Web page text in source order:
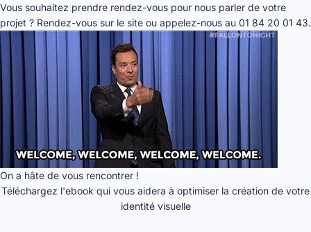
Vous souhaitez prendre rendez-vous pour nous parler de votre
projet ? Rendez-vous sur le site ou appelez-nous au 01 84 20 01 43.
On a hâte de vous rencontrer !
Téléchargez l'ebook qui vous aidera à optimiser la création de votre
identité visuelle